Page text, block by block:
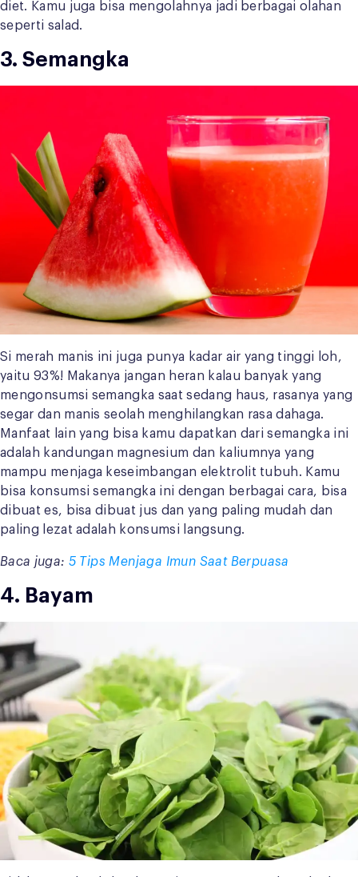
diet. Kamu juga bisa mengolahnya jadi berbagai olahan
seperti salad.
3. Semangka
Si merah manis ini juga punya kadar air yang tinggi loh,
yaitu 93%! Makanya jangan heran kalau banyak yang
mengonsumsi semangka saat sedang haus, rasanya yang
segar dan manis seolah menghilangkan rasa dahaga.
Manfaat lain yang bisa kamu dapatkan dari semangka ini
adalah kandungan magnesium dan kaliumnya yang
mampu menjaga keseimbangan elektrolit tubuh. Kamu
bisa konsumsi semangka ini dengan berbagai cara, bisa
dibuat es, bisa dibuat jus dan yang paling mudah dan
paling lezat adalah konsumsi langsung.
Baca juga: 5 Tips Menjaga Imun Saat Berpuasa
4. Bayam